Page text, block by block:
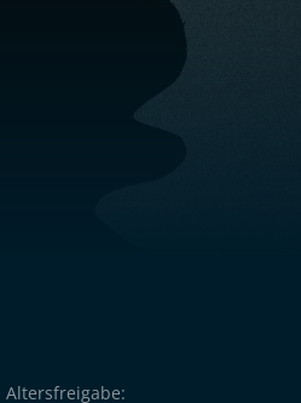
Altersfreigabe: